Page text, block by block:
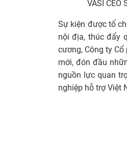
VASI
Sự kiện được tổ
nội địa, thúc đẩy
cương, Công ty
mới, đón đầu
nguồn lực quan
nghiệp hỗ trợ Việt